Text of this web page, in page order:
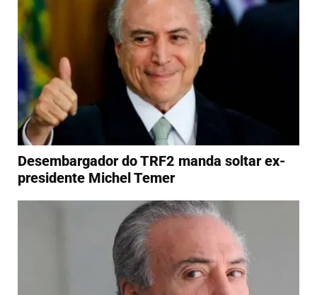
Desembargador do TRF2 manda soltar ex-
presidente Michel Temer